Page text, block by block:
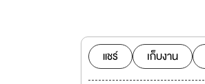
แชร์ เก็บงาน